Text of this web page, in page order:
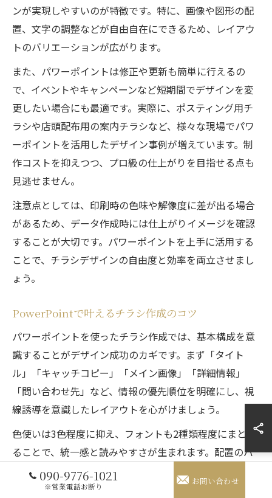
ンが実現しやすいのが特徴です。特に、画像や図形の配
置、文字の調整などが自由自在にできるため、レイアウ
トのバリエーションが広がります。
また、パワーポイントは修正や更新も簡単に行えるの
で、イベントやキャンペーンなど短期間でデザインを変
更したい場合にも最適です。実際に、ポスティング用チ
ラシや店頭配布用の案内チラシなど、様々な現場でパワ
ーポイントを活用したデザイン事例が増えています。制
作コストを抑えつつ、プロ級の仕上がりを目指せる点も
見逃せません。
注意点としては、印刷時の色味や解像度に差が出る場合
があるため、データ作成時には仕上がりイメージを確認
することが大切です。パワーポイントを上手に活用する
ことで、チラシデザインの自由度と効率を両立させまし
ょう。
PowerPointで叶えるチラシ作成のコツ
パワーポイントを使ったチラシ作成では、基本構成を意
識することがデザイン成功のカギです。まず「タイト
ル」「キャッチコピー」「メイン画像」「詳細情報」
「問い合わせ先」など、情報の優先順位を明確にし、視
線誘導を意識したレイアウトを心がけましょう。
色使いは3色程度に抑え、フォントも2種類程度にまとめ
ることで、統一感と読みやすさが生まれます。配置のバ
ランスを整えるためには、グリッド線やガイドを活用す
ると便利です。実践例として、イベント告知チラシでは
090-9776-1021
※営業電話お断り お問い合わせ